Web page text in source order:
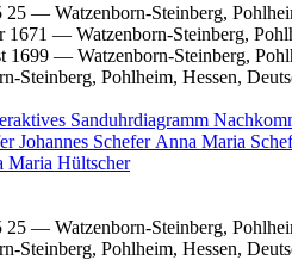
25 — Watzenborn-Steinberg,
1671 — Watzenborn-Steinberg,
1699 — Watzenborn-Steinberg,
Steinberg, Pohlheim, Hessen,
Sanduhrdiagramm
Johannes Schefer Anna Maria
Maria Hültscher
25 — Watzenborn-Steinberg,
Steinberg, Pohlheim, Hessen,